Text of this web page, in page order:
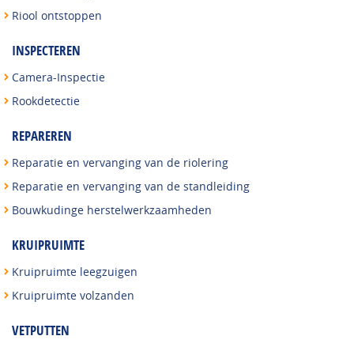
Riool ontstoppen
INSPECTEREN
Camera-Inspectie
Rookdetectie
REPAREREN
Reparatie en vervanging van de riolering
Reparatie en vervanging van de standleiding
Bouwkudinge herstelwerkzaamheden
KRUIPRUIMTE
Kruipruimte leegzuigen
Kruipruimte volzanden
VETPUTTEN